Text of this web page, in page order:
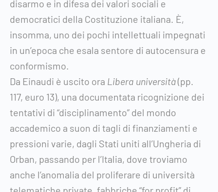
disarmo e in difesa dei valori sociali e
democratici della Costituzione italiana. È,
insomma, uno dei pochi intellettuali impegnati
in un’epoca che esala sentore di autocensura e
conformismo.
Da Einaudi è uscito ora Libera università(pp.
117, euro 13), una documentata ricognizione dei
tentativi di “disciplinamento” del mondo
accademico a suon di tagli di finanziamenti e
pressioni varie, dagli Stati uniti all’Ungheria di
Orban, passando per l’Italia, dove troviamo
anche l’anomalia del proliferare di università